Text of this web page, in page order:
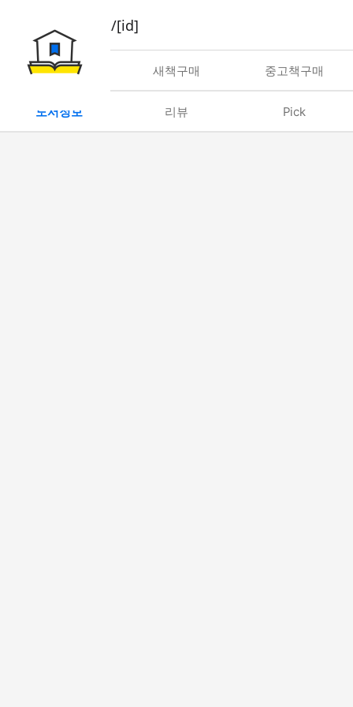
book/rent/[id]
대여 새책구매 중고책구매
도서정보 리뷰 Pick